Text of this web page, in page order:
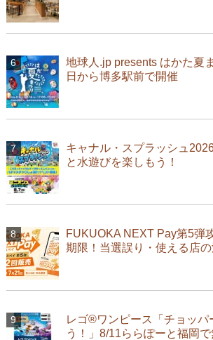
地球人.jp presents はかた夏
日から博多駅前で開催
キャナル・スプラッシュ
と水遊びを楽しもう！
FUKUOKA NEXT Pay第5弾
期限！当選誤り・使える店
レゴ®ワンピース「チョッパ
う！」8/11ららぽーと福岡